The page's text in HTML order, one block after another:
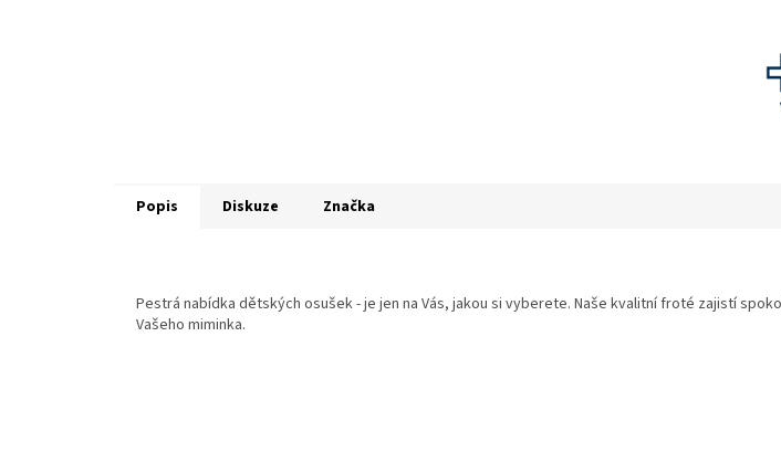
Popis Diskuze Značka
Pestrá nabídka dětských osušek - je jen na Vás, jakou si vyberete. Naše kvalitní froté zajistí
Vašeho miminka.